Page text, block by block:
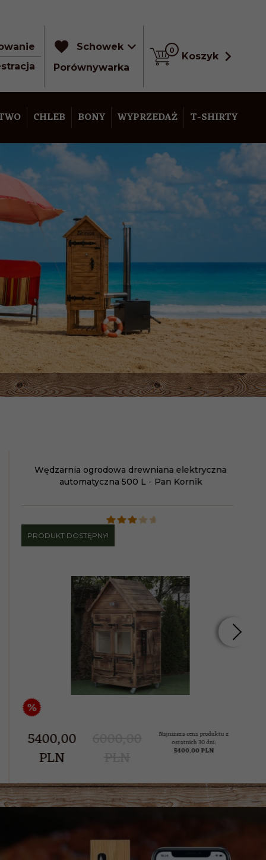
Schowek
Porównywarka
Koszyk
0
CHLEB BONY WYPRZEDAŻ T-SHIRTY
Wędzarnia ogrodowa drewniana elektryczna
automatyczna 500 L - Pan Kornik
PRODUKT DOSTĘPNY!
5400,00
PLN
6000,00
Najniższa cena produktu z
ostatnich 30 dni:
5400.00 PLN